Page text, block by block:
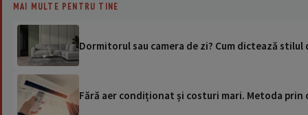
MAI MULTE PENTRU TINE
Dormitorul sau camera de zi? Cum dictează
Fără aer condiționat și costuri mari. Metoda